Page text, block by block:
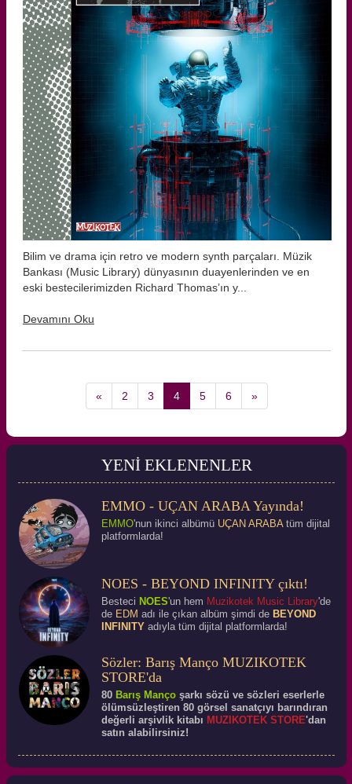
Bilim ve drama için retro ve modern synth parçaları. Müzik
Bankası (Music Library) dünyasının duayenlerinden ve en
eski bestecilerimizden Richard Thomas’ın y...
Devamını Oku
« 2 3 4 5 6 »
YENİ EKLENENLER
EMMO - UÇAN ARABA Yayında!
EMMO'nun ikinci albümü UÇAN ARABAtüm dijital
platformlarda!
NOES - BEYOND INFINITY çıktı!
Besteci NOES'un hem Muzikotek Music Library'de
de EDM adı ile çıkan albüm şimdi de BEYOND
INFINITYadıyla tüm dijital platformlarda!
Sözler: Barış Manço MUZIKOTEK
STORE'da
80 Barış Mançoşarkı sözü ve sözleri eserlerle
ölümsüzleştiren 80 görsel sanatçıyı barındıran
değerli arşivlik kitabı MUZIKOTEK STORE'dan
satın alabilirsiniz!